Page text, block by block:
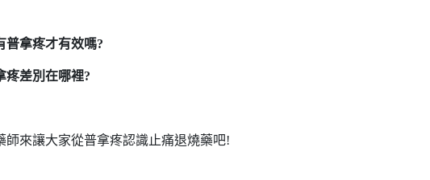
普拿疼才有效嗎?
疼差別在哪裡?
來讓大家從普拿疼認識止痛退燒藥吧!